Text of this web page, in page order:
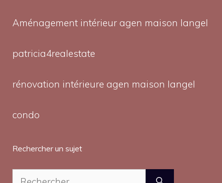
Aménagement intérieur agen maison langel
patricia4realestate
rénovation intérieure agen maison langel
condo
Rechercher un sujet
Rechercher :